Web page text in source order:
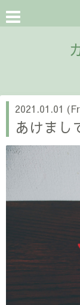
2021.01.01
あけまし